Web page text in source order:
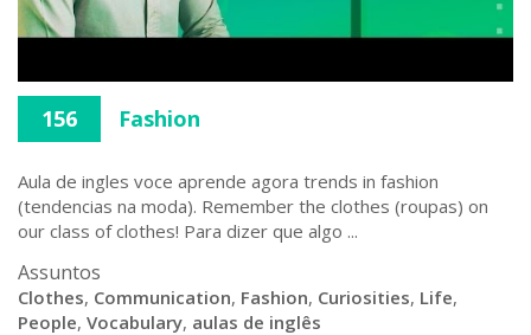
156 Fashion
Aula de ingles voce aprende agora trends in fashion
(tendencias na moda). Remember the clothes (roupas) on
our class of clothes! Para dizer que algo ...
Assuntos
Clothes, Communication, Fashion, Curiosities, Life,
People, Vocabulary, aulas de inglês